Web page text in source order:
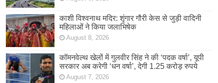
काशी विश्वनाथ मदिर: शृंगार गौरी केस से जुड़ी वादिनी
महिलाओं ने किया जलाभिषेक
August 8, 2026
कॉमनवेल्थ खेलों में गुलवीर सिंह ने की ‘पदक वर्षा’, यूपी
सरकार अब करेगी ‘धन वर्षा’, देगी 1.25 करोड़ रुपये
August 7, 2026